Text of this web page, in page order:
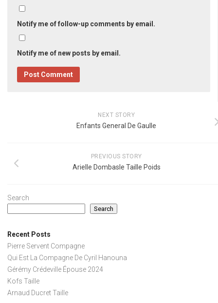
Notify me of follow-up comments by email.
Notify me of new posts by email.
NEXT STORY
Enfants General De Gaulle
PREVIOUS STORY
Arielle Dombasle Taille Poids
Search
Search
Recent Posts
Pierre Servent Compagne
Qui Est La Compagne De Cyril Hanouna
Gérémy Crédeville Épouse 2024
Kofs Taille
Arnaud Ducret Taille